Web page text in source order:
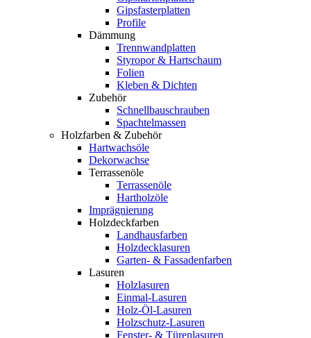
Gipsfasterplatten
Profile
Dämmung
Trennwandplatten
Styropor & Hartschaum
Folien
Kleben & Dichten
Zubehör
Schnellbauschrauben
Spachtelmassen
Holzfarben & Zubehör
Hartwachsöle
Dekorwachse
Terrassenöle
Terrassenöle
Hartholzöle
Imprägnierung
Holzdeckfarben
Landhausfarben
Holzdecklasuren
Garten- & Fassadenfarben
Lasuren
Holzlasuren
Einmal-Lasuren
Holz-Öl-Lasuren
Holzschutz-Lasuren
Fenster- & Türenlasuren